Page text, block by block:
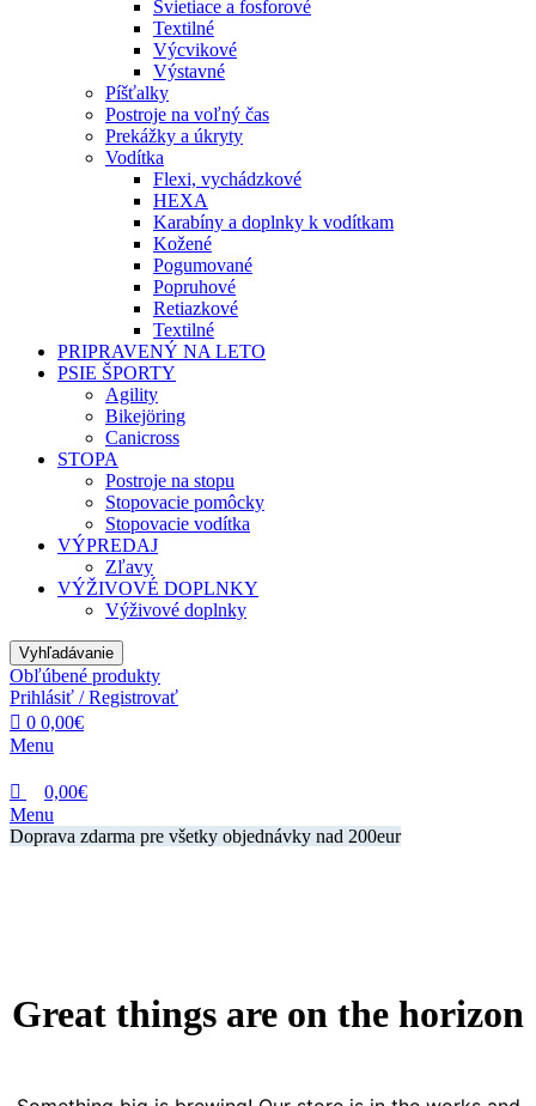
Svietiace a fosforové
Textilné
Výcvikové
Výstavné
Píšťalky
Postroje na voľný čas
Prekážky a úkryty
Vodítka
Flexi, vychádzkové
HEXA
Karabíny a doplnky k vodítkam
Kožené
Pogumované
Popruhové
Retiazkové
Textilné
PRIPRAVENÝ NA LETO
PSIE ŠPORTY
Agility
Bikejöring
Canicross
STOPA
Postroje na stopu
Stopovacie pomôcky
Stopovacie vodítka
VÝPREDAJ
Zľavy
VÝŽIVOVÉ DOPLNKY
Výživové doplnky
Vyhľadávanie
Obľúbené produkty
Prihlásiť / Registrovať
0 0,00€
Menu
0,00€
Menu
Doprava zdarma pre všetky objednávky nad 200eur
Great things are on the horizon